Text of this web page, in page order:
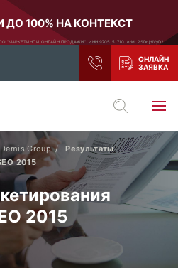
ДО 100% НА КОНТЕКСТ
"МАРКЕТИНГ И ОНЛАЙН ПРОДАЖИ". ИНН 9705151710. erid: 2SDnjdiVyD2
Санкт-Петербург
Тамбов
Тула
Екатеринбург
Ростов-на-Дону
и все регионы РФ
Group
Результаты
2015
2015